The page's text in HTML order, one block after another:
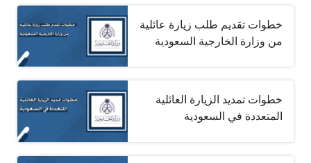
خطوات تقديم طلب زيارة عائلية
من وزارة الخارجية السعودية
خطوات تمديد الزيارة العائلية
المتعددة في السعودية